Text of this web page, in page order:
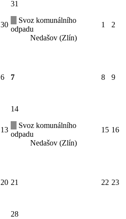
30
31
Svoz komunálního
odpadu
Nedašov (Zlín)
1 2
6 7 8 9
13
14
Svoz komunálního
odpadu
Nedašov (Zlín)
15 16
20 21 22 23
28